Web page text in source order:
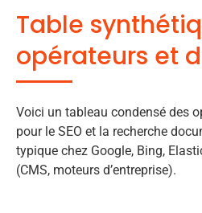
Table
opérateurs et
Voici un tableau condensé des
pour le SEO et la recherche
typique chez Google, Bing,
(CMS, moteurs d’entreprise).